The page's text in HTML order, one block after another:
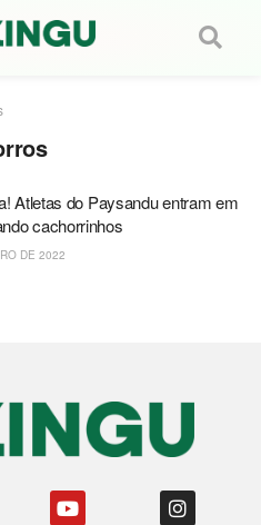
Atletas do Paysandu entram em
cachorrinhos
DE 2022